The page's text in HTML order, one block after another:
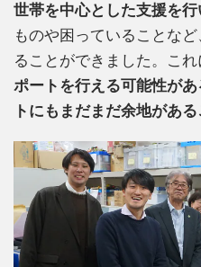
世帯を中心とした支援を行
ものや困っていることな
ることができました。これ
ポートを行える可能性が
トにもまだまだ余地がある